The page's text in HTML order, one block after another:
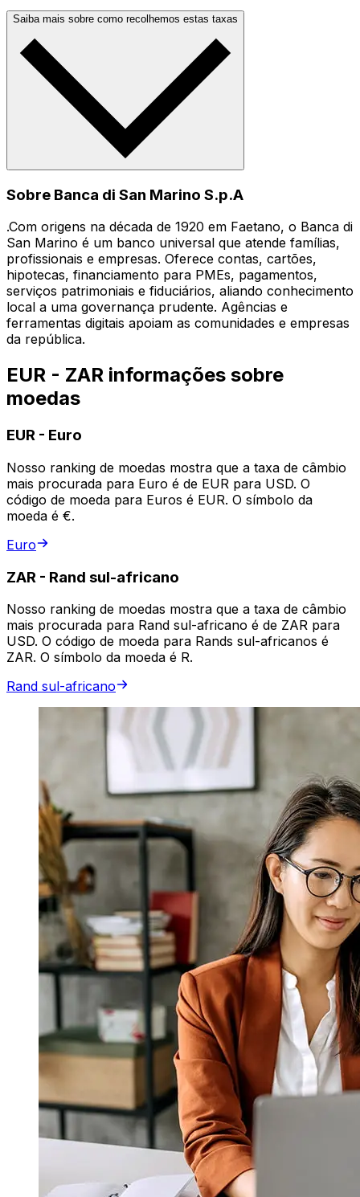
Saiba mais sobre como recolhemos estas taxas
Sobre Banca di San Marino S.p.A
.Com origens na década de 1920 em Faetano, o Banca di
San Marino é um banco universal que atende famílias,
profissionais e empresas. Oferece contas, cartões,
hipotecas, financiamento para PMEs, pagamentos,
serviços patrimoniais e fiduciários, aliando conhecimento
local a uma governança prudente. Agências e
ferramentas digitais apoiam as comunidades e empresas
da república.
EUR - ZAR informações sobre
moedas
EUR - Euro
Nosso ranking de moedas mostra que a taxa de câmbio
mais procurada para Euro é de EUR para USD. O
código de moeda para Euros é EUR. O símbolo da
moeda é €.
Euro
ZAR - Rand sul-africano
Nosso ranking de moedas mostra que a taxa de câmbio
mais procurada para Rand sul-africano é de ZAR para
USD. O código de moeda para Rands sul-africanos é
ZAR. O símbolo da moeda é R.
Rand sul-africano